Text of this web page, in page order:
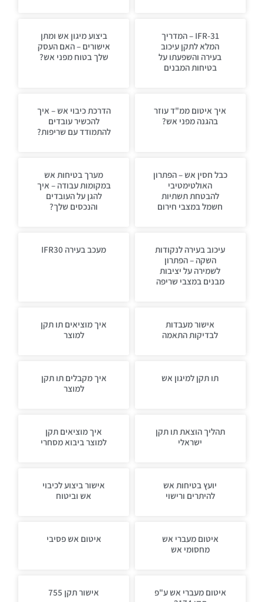
IFR-31 – המדריך
המלא לתקן עיכוב
בעירה והשפעתו על
בטיחות המבנים
ביצוע מיגון אש ומתן
אישורים – האם העסק
שלך בטוח מפני אש?
איך איטום ממ"ד עוזר
בהגנה מפני אש?
הדרכת כיבוי אש – איך
להכשיר עובדים
להתמודד עם שריפות?
כבל חסין אש – הפתרון
האולטימטיבי
להבטחת תשתיות
חשמל במצבי חירום
מערך בטיחות אש
במקומות עבודה – איך
להגן על העובדים
והנכסים שלך?
עיכוב בעירה לנקודות
השקה – הפתרון
לשמירה על יציבות
מבנים במצבי שריפה
מעכב בעירה IFR30
אישור מעבדות
לבדיקות התאמה
איך מוציאים תו תקן
למוצר
תו תקן למיגון אש
איך מקבלים תו תקן
למוצר
תהליך הוצאת תו תקן
ישראלי
איך מוציאים תקן
למוצר ביבוא מסחרי
יועץ בטיחות אש
להיתרים ורישוי
אישור ביצוע לכיבוי
אש וביטוח
איטום מעברי אש
מחסומי אש
איטום אש פסיבי
איטום מעברי אש ע"פ
אישור תקן 755